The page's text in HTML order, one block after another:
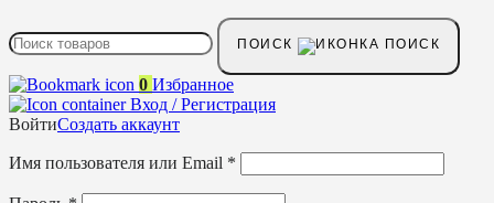
ПОИСК
0 Избранное
Вход / Регистрация
ВойтиСоздать аккаунт
Имя пользователя или Email *